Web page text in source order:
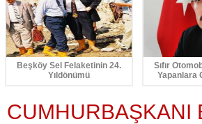
Beşköy Sel Felaketinin 24.
Yıldönümü
Sıfır
Yapanlara
CUMHURBAŞKANI